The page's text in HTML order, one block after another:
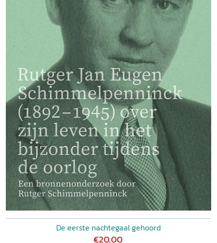
De eerste nachtegaal gehoord
€20,00